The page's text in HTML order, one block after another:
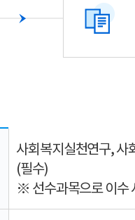
사회복지실천연구, 사
(필수)
※ 선수과목으로 이수